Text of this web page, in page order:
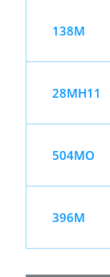
138М
28МН11
504МО
396М